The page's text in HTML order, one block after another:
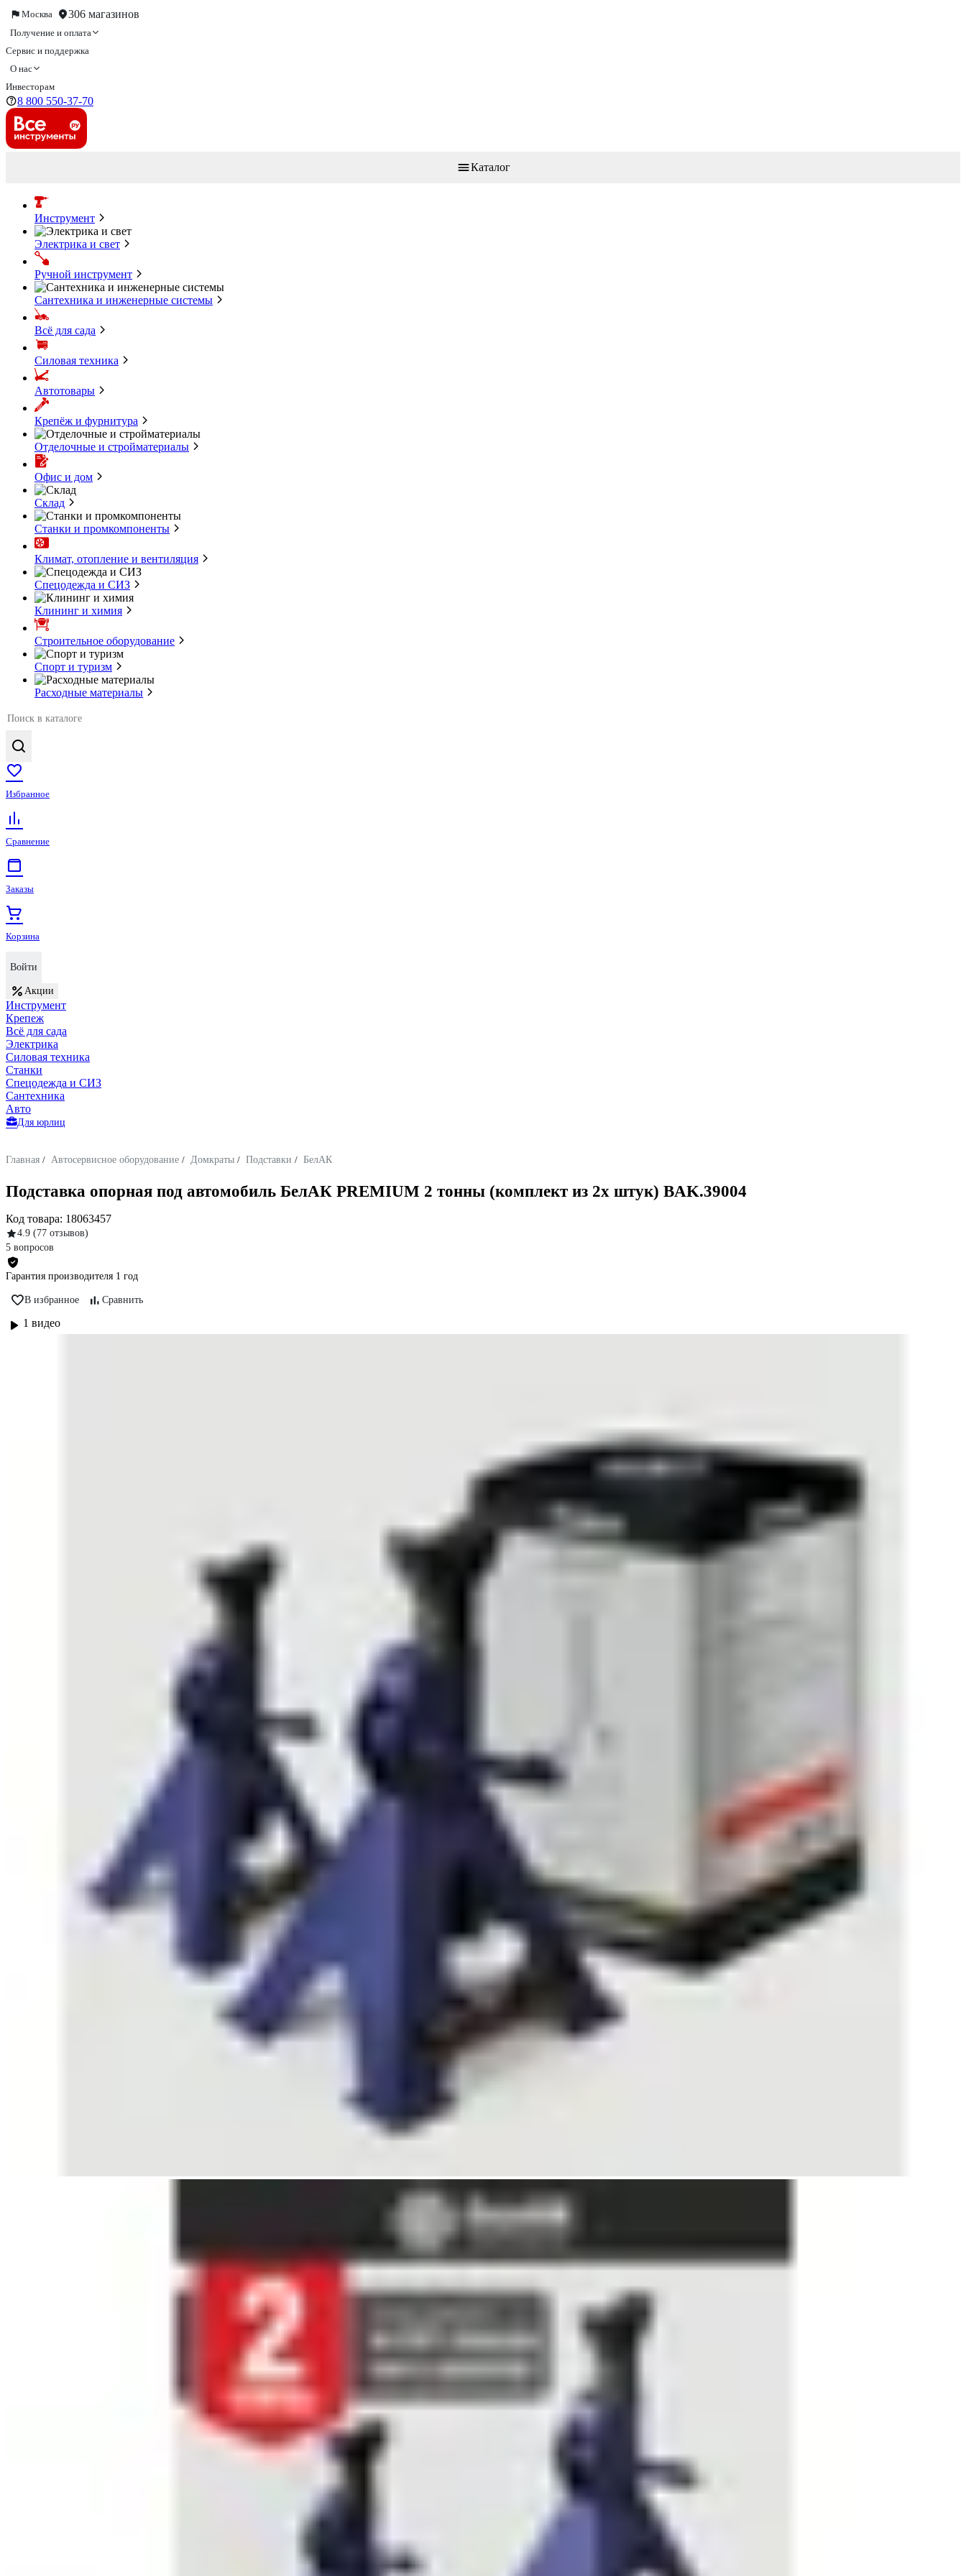
Москва 306 магазинов
Получение и оплата
Сервис и поддержка
О нас
Инвесторам
8 800 550-37-70
Каталог
Инструмент
Электрика и свет
Ручной инструмент
Сантехника и инженерные системы
Всё для сада
Силовая техника
Автотовары
Крепёж и фурнитура
Отделочные и стройматериалы
Офис и дом
Склад
Станки и промкомпоненты
Климат, отопление и вентиляция
Спецодежда и СИЗ
Клининг и химия
Строительное оборудование
Спорт и туризм
Расходные материалы
Избранное
Сравнение
Заказы
Корзина
Войти
Акции
Инструмент
Крепеж
Всё для сада
Электрика
Силовая техника
Станки
Спецодежда и СИЗ
Сантехника
Авто
Для юрлиц
Главная / Автосервисное оборудование / Домкраты / Подставки / БелАК
Подставка опорная под автомобиль БелАК PREMIUM 2 тонны (комплект из 2х штук) BAK.39004
Код товара: 18063457
4.9 (77 отзывов)
5 вопросов
Гарантия производителя 1 год
В избранное Сравнить
1 видео